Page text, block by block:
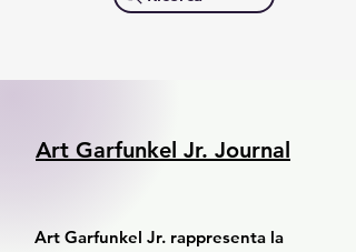
Art Garfunkel Jr. Journal
Art Garfunkel Jr. rappresenta la